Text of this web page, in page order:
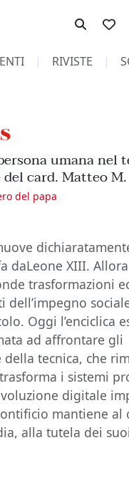
RIVISTE
umana nel
card. Matteo
del papa
daLeone XIII.
trasformazioni
Oggi l’enciclica
ad affrontare gli
tecnica, che
i sistemi
digitale
mantiene al
alla tutela dei